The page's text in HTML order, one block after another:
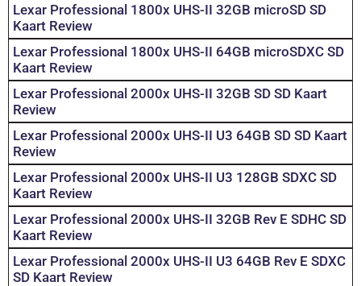
Lexar Professional 1800x UHS-II 32GB microSD SD
Kaart Review
Lexar Professional 1800x UHS-II 64GB microSDXC SD
Kaart Review
Lexar Professional 2000x UHS-II 32GB SD SD Kaart
Review
Lexar Professional 2000x UHS-II U3 64GB SD SD Kaart
Review
Lexar Professional 2000x UHS-II U3 128GB SDXC SD
Kaart Review
Lexar Professional 2000x UHS-II 32GB Rev E SDHC SD
Kaart Review
Lexar Professional 2000x UHS-II U3 64GB Rev E SDXC
SD Kaart Review